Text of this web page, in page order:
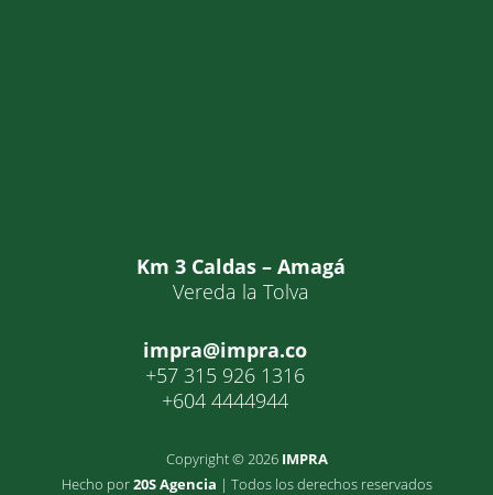
Km 3 Caldas – Amagá
Vereda la Tolva
impra@impra.co
+57 315 926 1316
+604 4444944
Copyright © 2026 IMPRA
Hecho por20S Agencia | Todos los derechos reservados